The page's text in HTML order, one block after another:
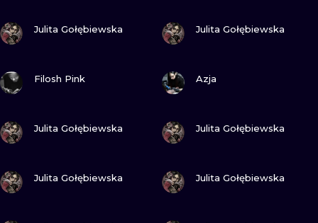
Julita Gołębiewska Julita Gołębiewska
Filosh Pink Azja
Julita Gołębiewska Julita Gołębiewska
Julita Gołębiewska Julita Gołębiewska